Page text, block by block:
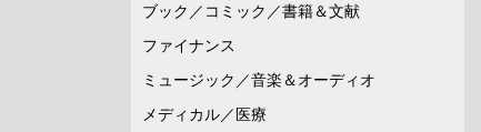
ブック／コミック／書籍＆文献
ファイナンス
ミュージック／音楽＆オーディオ
メディカル／医療